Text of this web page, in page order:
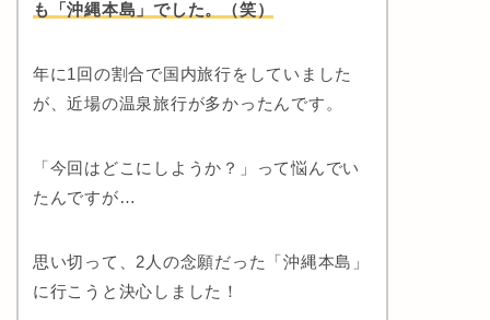
も「沖縄本島」でした。（笑）
年に1回の割合で国内旅行をしていました
が、近場の温泉旅行が多かったんです。
「今回はどこにしようか？」って悩んでい
たんですが…
思い切って、2人の念願だった「沖縄本島」
に行こうと決心しました！